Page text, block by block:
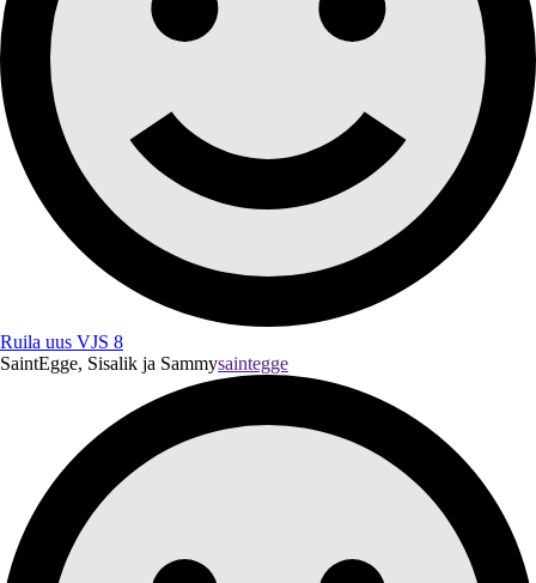
Ruila uus VJS 8
SaintEgge, Sisalik ja Sammysaintegge